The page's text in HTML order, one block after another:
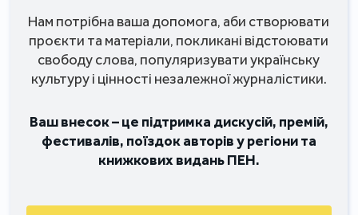
Нам потрібна ваша допомога, аби створювати
проєкти та матеріали, покликані відстоювати
свободу слова, популяризувати українську
культуру і цінності незалежної журналістики.
Ваш внесок – це підтримка дискусій, премій,
фестивалів, поїздок авторів у регіони та
книжкових видань ПЕН.